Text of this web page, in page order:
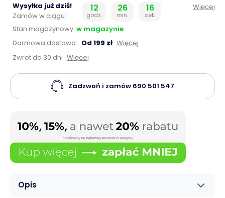
Opis
Wysyłka już dziś!
Zamów w ciągu:
12
godz.
26
min.
15
sek.
Więcej
Stan magazynowy: w magazynie
Darmowa dostawa: Od 199 zł Więcej
Zwrot do 30 dni Więcej
Zadzwoń i zamów 690 501 547